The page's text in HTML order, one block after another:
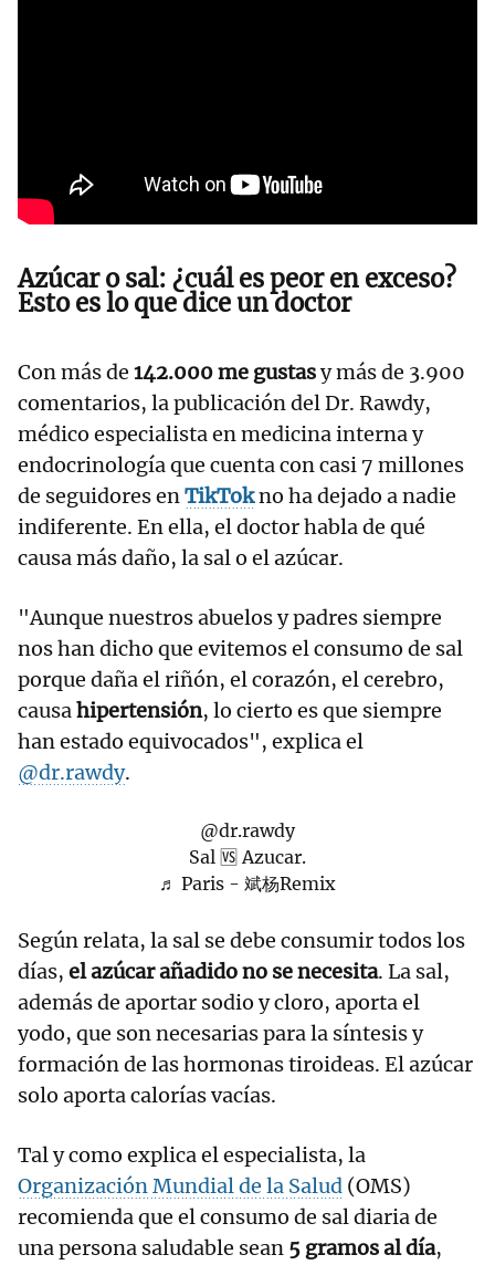
Azúcar o sal: ¿cuál es peor en exceso?
Esto es lo que dice un doctor
Con más de 142.000 me gustasy más de 3.900
comentarios, la publicación del Dr. Rawdy,
médico especialista en medicina interna y
endocrinología que cuenta con casi 7 millones
de seguidores enTikTokno ha dejado a nadie
indiferente. En ella, el doctor habla de qué
causa más daño, la sal o el azúcar.
"Aunque nuestros abuelos y padres siempre
nos han dicho que evitemos el consumo de sal
porque daña el riñón, el corazón, el cerebro,
causahipertensión, lo cierto es que siempre
han estado equivocados", explica el
@dr.rawdy.
@dr.rawdy
Sal 🆚 Azucar.
♬ Paris - 斌杨Remix
Según relata, la sal se debe consumir todos los
días, el azúcar añadido no se necesita. La sal,
además de aportar sodio y cloro, aporta el
yodo, que son necesarias para la síntesis y
formación de las hormonas tiroideas. El azúcar
solo aporta calorías vacías.
Tal y como explica el especialista, la
Organización Mundial de la Salud (OMS)
recomienda que el consumo de sal diaria de
una persona saludable sean 5 gramos al día,